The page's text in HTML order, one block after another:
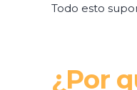
Todo esto
¿Por